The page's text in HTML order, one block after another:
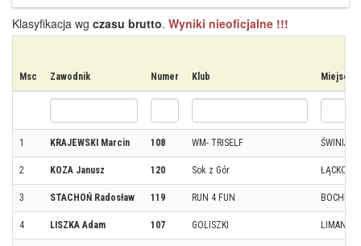
Klasyfikacja wg czasu brutto. Wyniki nieoficjalne !!!
Msc Zawodnik Numer Klub
1 KRAJEWSKI Marcin 108 WM- TRISELF
2 KOZA Janusz 120 Sok z Gór ŁĄCKO
3 STACHOŃ Radosław 119 RUN 4 FUN BOCHNIA
4 LISZKA Adam 107 GOLISZKI